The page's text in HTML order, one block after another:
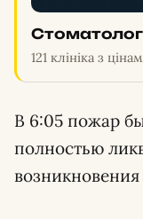
121 клініка з
В 6:05 пожар
полностью